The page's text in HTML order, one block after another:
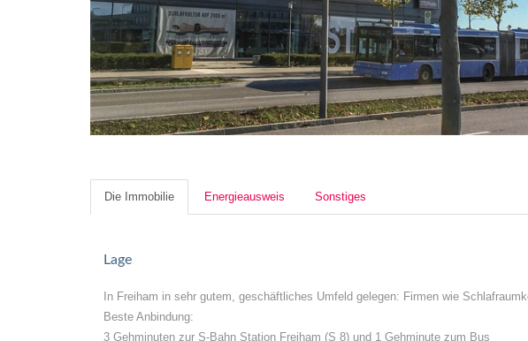
Die Immobilie Energieausweis Sonstiges
Lage
In Freiham in sehr gutem, geschäftliches Umfeld gelegen: Firmen wie
Beste Anbindung:
3 Gehminuten zur S-Bahn Station Freiham (S 8) und 1 Gehminute zum Bus